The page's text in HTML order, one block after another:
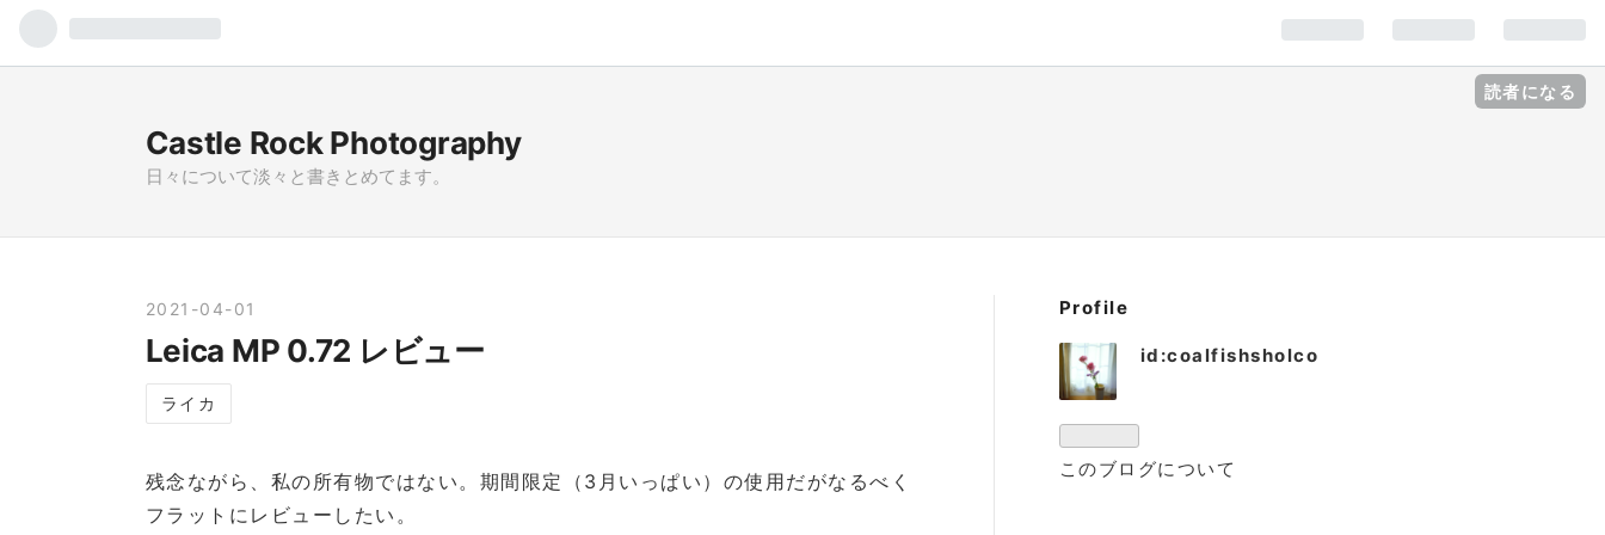
読者になる
Castle Rock Photography
日々について淡々と書きとめてます。
2021 -04-01
Leica MP 0.72 レビュー
ライカ
残念ながら、私の所有物ではない。期間限定（3月いっぱい）の使用だがなるべく
フラットにレビューしたい。
Profile
id:coalfishsholco
このブログについて